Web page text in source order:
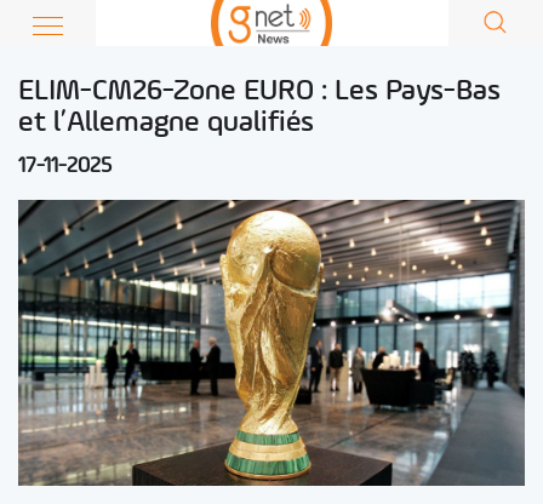
ELIM-CM26-Zone EURO : Les Pays-Bas
et l’Allemagne qualifiés
17-11-2025